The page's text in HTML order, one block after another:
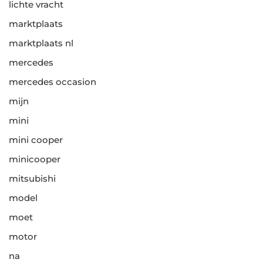
lichte vracht
marktplaats
marktplaats nl
mercedes
mercedes occasion
mijn
mini
mini cooper
minicooper
mitsubishi
model
moet
motor
na